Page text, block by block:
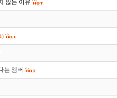
않는 이유
는 멤버